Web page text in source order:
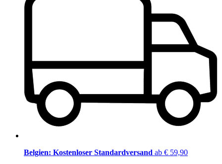
Belgien: Kostenloser Standardversand ab € 59,90